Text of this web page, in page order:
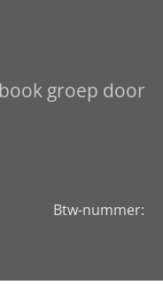
groep door
nummer: